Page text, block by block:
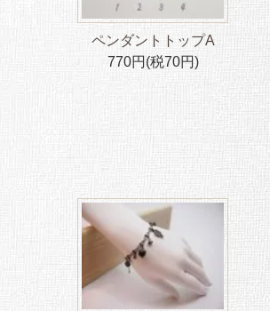
ペンダントトップA
770円(税70円)